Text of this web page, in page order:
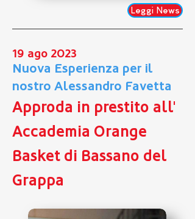
Leggi News
19 ago 2023
Nuova Esperienza per il
nostro Alessandro Favetta
Approda in prestito all'
Accademia Orange
Basket di Bassano del
Grappa